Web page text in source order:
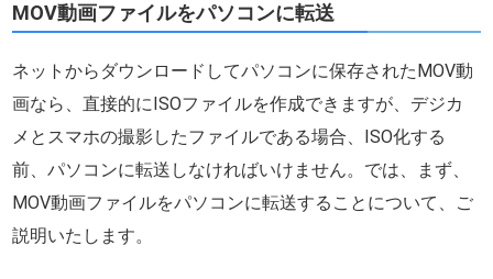
MOV動画ファイルをパソコンに転送
ネットからダウンロードしてパソコンに保存されたMOV動
画なら、直接的にISOファイルを作成できますが、デジカ
メとスマホの撮影したファイルである場合、ISO化する
前、パソコンに転送しなければいけません。では、まず、
MOV動画ファイルをパソコンに転送することについて、ご
説明いたします。